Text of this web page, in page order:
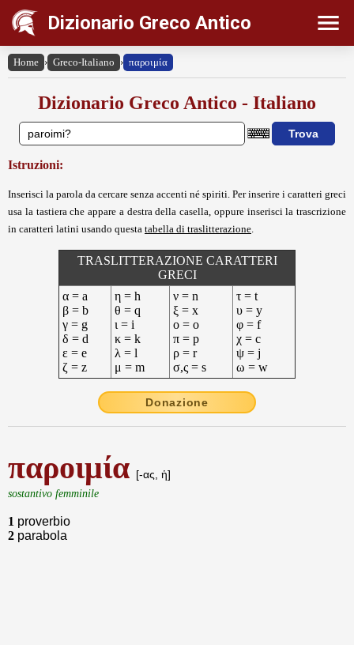
Dizionario Greco Antico
Home › Greco-Italiano › παροιμία
Dizionario Greco Antico - Italiano
Istruzioni:
Inserisci la parola da cercare senza accenti né spiriti. Per inserire i caratteri greci
usa la tastiera che appare a destra della casella, oppure inserisci la trascrizione
in caratteri latini usando questa tabella di traslitterazione
TRASLITTERAZIONE CARATTERI
GRECI
α = a
β = b
γ = g
δ = d
ε = e
ζ = z
η = h
θ = q
ι = i
κ = k
λ = l
μ = m
ν = n
ξ = x
ο = o
π = p
ρ = r
σ,ς = s
τ = t
υ = y
φ = f
χ = c
ψ = j
ω = w
Donazione
παροιμία [-ας, ἡ]
sostantivo femminile
1 proverbio
2 parabola